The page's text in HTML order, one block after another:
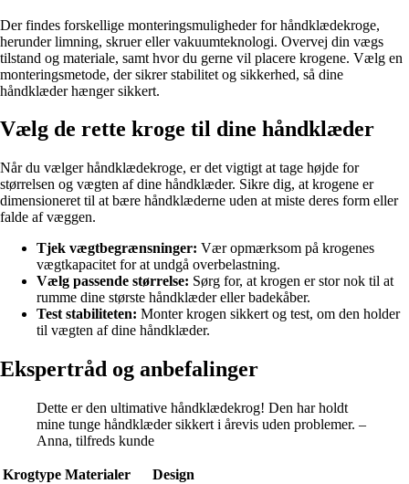
Der findes forskellige monteringsmuligheder for håndklædekroge,
herunder limning, skruer eller vakuumteknologi. Overvej din vægs
tilstand og materiale, samt hvor du gerne vil placere krogene. Vælg en
monteringsmetode, der sikrer stabilitet og sikkerhed, så dine
håndklæder hænger sikkert.
Vælg de rette kroge til dine håndklæder
Når du vælger håndklædekroge, er det vigtigt at tage højde for
størrelsen og vægten af dine håndklæder. Sikre dig, at krogene er
dimensioneret til at bære håndklæderne uden at miste deres form eller
falde af væggen.
Tjek vægtbegrænsninger: Vær opmærksom på krogenes
vægtkapacitet for at undgå overbelastning.
Vælg passende størrelse: Sørg for, at krogen er stor nok til at
rumme dine største håndklæder eller badekåber.
Test stabiliteten: Monter krogen sikkert og test, om den holder
til vægten af dine håndklæder.
Ekspertråd og anbefalinger
Dette er den ultimative håndklædekrog! Den har holdt
mine tunge håndklæder sikkert i årevis uden problemer. –
Anna, tilfreds kunde
Krogtype Materialer
Design